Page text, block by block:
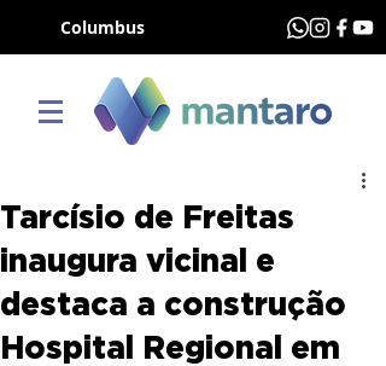
Columbus
Tarcísio de Freitas
inaugura vicinal e
destaca a construção
Hospital Regional em